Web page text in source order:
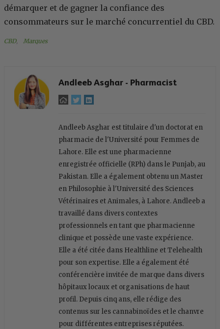
démarquer et de gagner la confiance des
consommateurs sur le marché concurrentiel du CBD.
CBD, Marques
Andleeb Asghar - Pharmacist
Andleeb Asghar est titulaire d'un doctorat en
pharmacie de l'Université pour Femmes de
Lahore. Elle est une pharmacienne
enregistrée officielle (RPh) dans le Punjab, au
Pakistan. Elle a également obtenu un Master
en Philosophie à l'Université des Sciences
Vétérinaires et Animales, à Lahore. Andleeb a
travaillé dans divers contextes
professionnels en tant que pharmacienne
clinique et possède une vaste expérience.
Elle a été citée dans Healthline et Telehealth
pour son expertise. Elle a également été
conférencière invitée de marque dans divers
hôpitaux locaux et organisations de haut
profil. Depuis cinq ans, elle rédige des
contenus sur les cannabinoïdes et le chanvre
pour différentes entreprises réputées.